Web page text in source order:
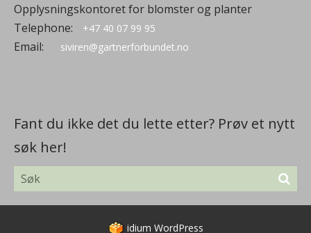
Opplysningskontoret for blomster og planter
Telephone:
+47 40 07 99 95
Email: siviren@gartnerforbundet.no
Fant du ikke det du lette etter? Prøv et nytt
søk her!
idium WordPress